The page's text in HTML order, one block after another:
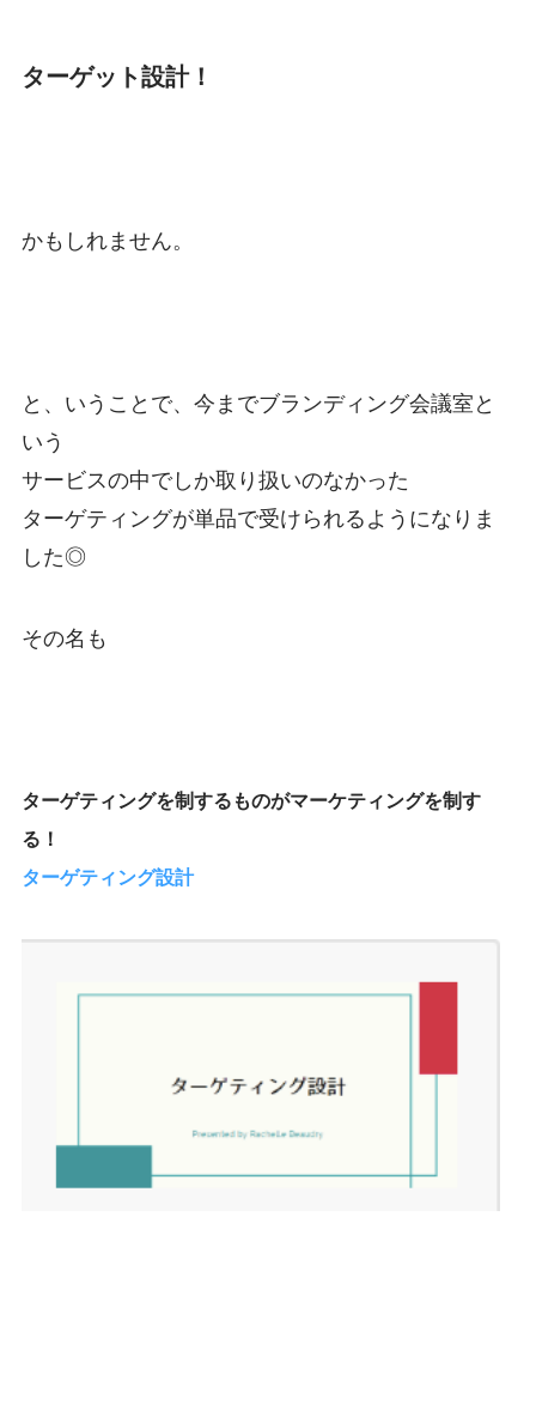
ターゲット設計！
かもしれません。
と、いうことで、今までブランディング会議室と
いう
サービスの中でしか取り扱いのなかった
ターゲティングが単品で受けられるようになりま
した◎
その名も
ターゲティングを制するものがマーケティングを制す
る！
ターゲティング設計